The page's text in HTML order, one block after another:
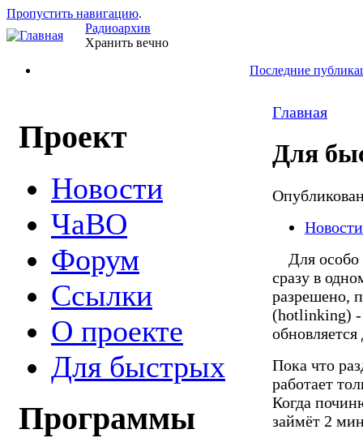
Пропустить навигацию.
Радиоархив
Хранить вечно
Последние
Проект
Новости
ЧаВО
Форум
Ссылки
О проекте
Для быстрых
Программы
Главная
Для
Новости
Для особо
сразу в
разрешено,
(hotlinking) -
обновляется
Пока что
работает
Когда
займёт 2